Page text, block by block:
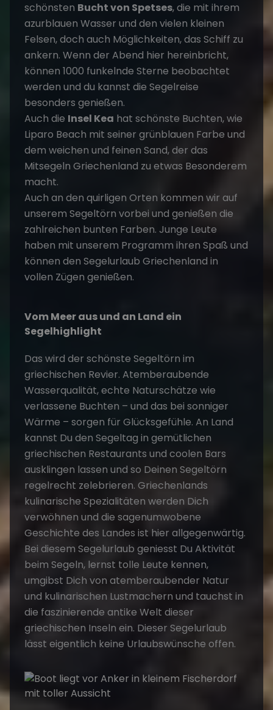
schönsten Bucht von Spetses, die mit ihrem
azurblauen Wasser und den vielen kleinen
Felsen, doch auch Möglichkeiten, das Schiff zu
ankern. Wenn der Abend hier hereinbricht,
können 1000 funkelnde Sterne beobachtet
werden und du kannst die Segelreise
besonders genießen.
Auch die Insel Kea hat schönste Buchten, wie
Liparo Beach mit seiner grünblauen Farbe und
dem weichen und feinen Sand, der das
Mitsegeln Griechenland zu etwas Besonderem
macht.
Auch an den quirligen Orten kommen wir auf
unserem Segeltörn vorbei und genießen die
zahlreichen bunten Farben. Junge Leute
haben mit unserem Programm ihren Spaß und
können den Segelurlaub Griechenland in
vollen Zügen genießen.
Vom Meer aus und an Land ein
Segelhighlight
Das wird der schönste Segeltörn im
griechischen Revier. Atemberaubende
Wasserqualität, echte Naturschätze wie
verlassene Buchten – und das bei sonniger
Wärme – sorgen für Glücksgefühle. An Land
kannst Du den Segeltag in gemütlichen
griechischen Restaurants und coolen Bars
ausklingen lassen und so Deinen Segeltörn
regelrecht zelebrieren. Griechenlands
kulinarische Spezialitäten werden Dich
verwöhnen und die sagenumwobene
Geschichte des Landes ist hier allgegenwärtig.
Bei diesem Segelurlaub geniesst Du Aktivität
beim Segeln, lernst tolle Leute kennen,
umgibst Dich von atemberaubender Natur
und kulinarischen Lustmachern und tauchst in
die faszinierende antike Welt dieser
griechischen Inseln ein. Dieser Segelurlaub
lässt eigentlich keine Urlaubswünsche offen.